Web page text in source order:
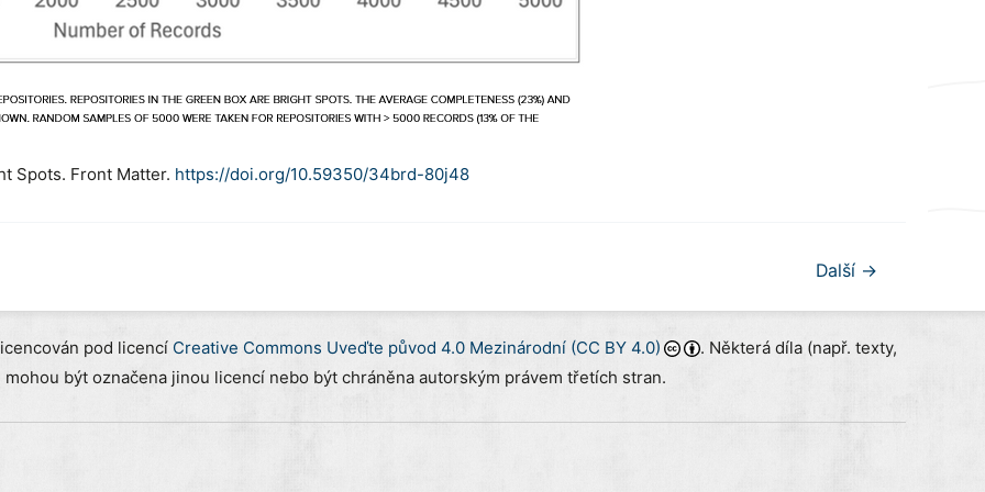
Spots. Front Matter. https://doi.org/10.59350/34brd-80j48
Další →
pod licencí Creative Commons Uveďte původ 4.0 Mezinárodní (CC BY 4.0)
. Některá díla (např. texty,
mohou být označena jinou licencí nebo být chráněna autorským právem třetích stran.